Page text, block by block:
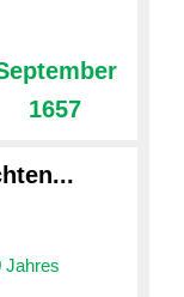
1657
Jahres